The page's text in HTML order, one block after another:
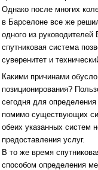
Однако после многих
в Барселоне все же
одного из руководителей
спутниковая система
суверенитет и
Какими причинами
позиционирования?
сегодня для
помимо существующих
обеих указанных систем
предоставления услуг.
В то же время
способом определения